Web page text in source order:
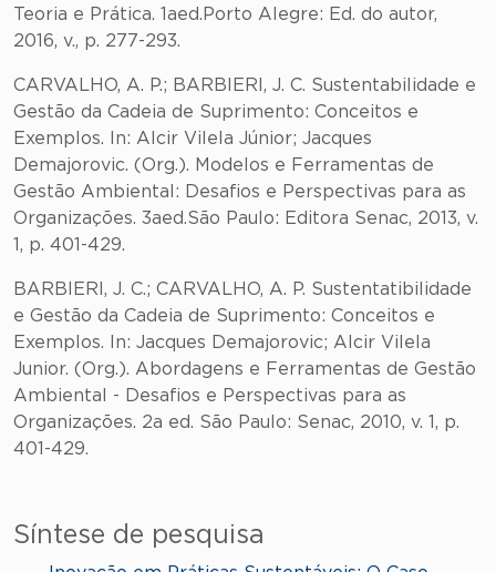
Teoria e Prática. 1aed.Porto Alegre: Ed. do autor,
2016, v., p. 277-293.
CARVALHO, A. P.; BARBIERI, J. C. Sustentabilidade e
Gestão da Cadeia de Suprimento: Conceitos e
Exemplos. In: Alcir Vilela Júnior; Jacques
Demajorovic. (Org.). Modelos e Ferramentas de
Gestão Ambiental: Desafios e Perspectivas para as
Organizações. 3aed.São Paulo: Editora Senac, 2013, v.
1, p. 401-429.
BARBIERI, J. C.; CARVALHO, A. P. Sustentatibilidade
e Gestão da Cadeia de Suprimento: Conceitos e
Exemplos. In: Jacques Demajorovic; Alcir Vilela
Junior. (Org.). Abordagens e Ferramentas de Gestão
Ambiental - Desafios e Perspectivas para as
Organizações. 2a ed. São Paulo: Senac, 2010, v. 1, p.
401-429.
Síntese de pesquisa